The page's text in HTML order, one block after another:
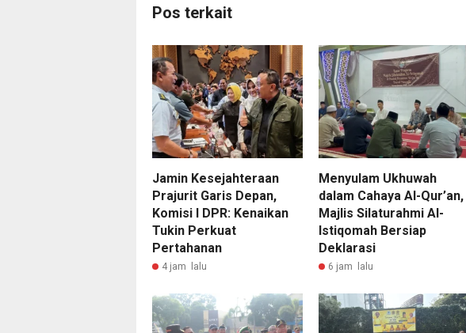
Pos terkait
Jamin Kesejahteraan
Prajurit Garis Depan,
Komisi I DPR: Kenaikan
Tukin Perkuat
Pertahanan
4 jam lalu
Menyulam Ukhuwah
dalam Cahaya Al-Qur’an,
Majlis Silaturahmi Al-
Istiqomah Bersiap
Deklarasi
6 jam lalu